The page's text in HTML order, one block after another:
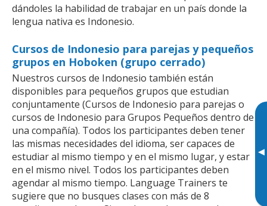
▸
dándoles la habilidad de trabajar en un país donde la
lengua nativa es Indonesio.
Cursos de Indonesio para parejas y pequeños
grupos en Hoboken (grupo cerrado)
Nuestros cursos de Indonesio también están
disponibles para pequeños grupos que estudian
conjuntamente (Cursos de Indonesio para parejas o
cursos de Indonesio para Grupos Pequeños dentro de
una compañía). Todos los participantes deben tener
las mismas necesidades del idioma, ser capaces de
estudiar al mismo tiempo y en el mismo lugar, y estar
en el mismo nivel. Todos los participantes deben
agendar al mismo tiempo. Language Trainers te
sugiere que no busques clases con más de 8